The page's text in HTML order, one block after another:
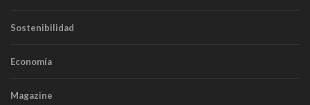
Sostenibilidad
Economía
Magazine